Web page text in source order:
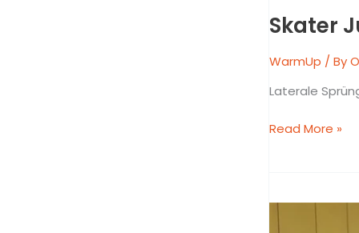
Skater
WarmUp / By
Laterale
Read More »
Einbein-